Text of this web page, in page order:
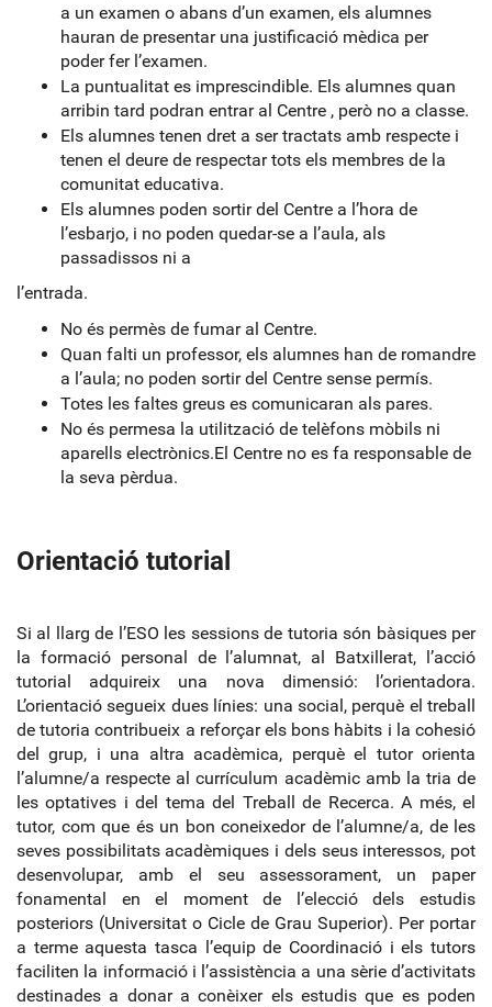
a un examen o abans d’un examen, els alumnes
hauran de presentar una justificació mèdica per
poder fer l’examen.
La puntualitat es imprescindible. Els alumnes quan
arribin tard podran entrar al Centre , però no a classe.
Els alumnes tenen dret a ser tractats amb respecte i
tenen el deure de respectar tots els membres de la
comunitat educativa.
Els alumnes poden sortir del Centre a l’hora de
l’esbarjo, i no poden quedar-se a l’aula, als
passadissos ni a
l’entrada.
No és permès de fumar al Centre.
Quan falti un professor, els alumnes han de romandre
a l’aula; no poden sortir del Centre sense permís.
Totes les faltes greus es comunicaran als pares.
No és permesa la utilització de telèfons mòbils ni
aparells electrònics.El Centre no es fa responsable de
la seva pèrdua.
Orientació tutorial
Si al llarg de l’ESO les sessions de tutoria són bàsiques per
la formació personal de l’alumnat, al Batxillerat, l’acció
tutorial adquireix una nova dimensió: l’orientadora.
L’orientació segueix dues línies: una social, perquè el treball
de tutoria contribueix a reforçar els bons hàbits i la cohesió
del grup, i una altra acadèmica, perquè el tutor orienta
l’alumne/a respecte al currículum acadèmic amb la tria de
les optatives i del tema del Treball de Recerca. A més, el
tutor, com que és un bon coneixedor de l’alumne/a, de les
seves possibilitats acadèmiques i dels seus interessos, pot
desenvolupar, amb el seu assessorament, un paper
fonamental en el moment de l’elecció dels estudis
posteriors (Universitat o Cicle de Grau Superior). Per portar
a terme aquesta tasca l’equip de Coordinació i els tutors
faciliten la informació i l’assistència a una sèrie d’activitats
destinades a donar a conèixer els estudis que es poden